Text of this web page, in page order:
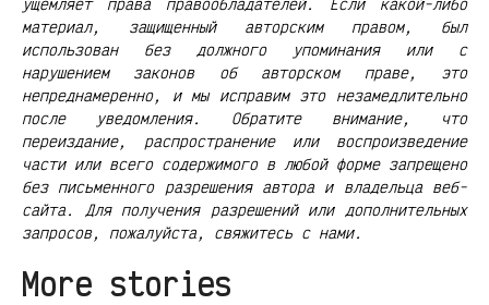
материал, защищенный авторским правом, был
использован без должного упоминания или с
нарушением законов об авторском праве, это
непреднамеренно, и мы исправим это незамедлительно
после уведомления. Обратите внимание, что
переиздание, распространение или воспроизведение
части или всего содержимого в любой форме запрещено
без письменного разрешения автора и владельца веб-
сайта. Для получения разрешений или дополнительных
запросов, пожалуйста, свяжитесь с нами.
More stories